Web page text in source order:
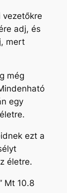
vezetőkre
adj, és
mert
még
egy
ezt a
életre.
Mt 10.8